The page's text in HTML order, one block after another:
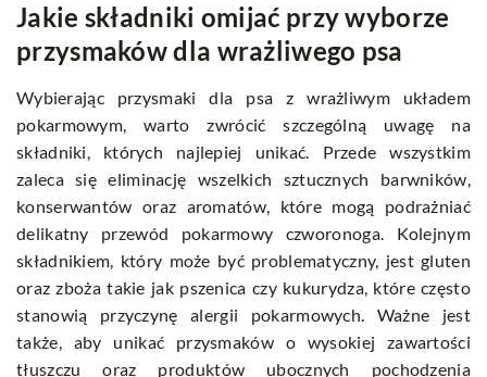
Jakie składniki omijać przy wyborze
przysmaków dla wrażliwego psa
Wybierając przysmaki dla psa z wrażliwym układem
pokarmowym, warto zwrócić szczególną uwagę na
składniki, których najlepiej unikać. Przede wszystkim
zaleca się eliminację wszelkich sztucznych barwników,
konserwantów oraz aromatów, które mogą podrażniać
delikatny przewód pokarmowy czworonoga. Kolejnym
składnikiem, który może być problematyczny, jest gluten
oraz zboża takie jak pszenica czy kukurydza, które często
stanowią przyczynę alergii pokarmowych. Ważne jest
także, aby unikać przysmaków o wysokiej zawartości
tłuszczu oraz produktów ubocznych pochodzenia